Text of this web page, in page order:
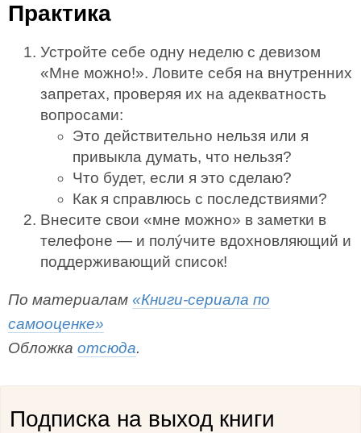
Практика
Устройте себе одну неделю с девизом
«Мне можно!». Ловите себя на внутренних
запретах, проверяя их на адекватность
вопросами:
Это действительно нельзя или я
привыкла думать, что нельзя?
Что будет, если я это сделаю?
Как я справлюсь с последствиями?
Внесите свои «мне можно» в заметки в
телефоне — и полýчите вдохновляющий и
поддерживающий список!
По материалам «Книги-сериала по
самооценке»
Обложка отсюда.
Подписка на выход книги